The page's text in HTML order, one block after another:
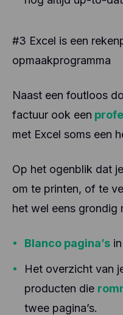
#3 Excel is een
opmaakprogramma
Naast een foutloos
factuur ook een
met Excel soms een
Op het ogenblik dat
om te printen, of te
het wel eens grondig
Blanco pagina’s
Het overzicht van
producten die
twee pagina’s.